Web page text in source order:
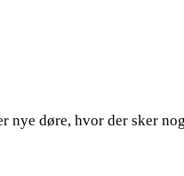
nye døre, hvor der sker